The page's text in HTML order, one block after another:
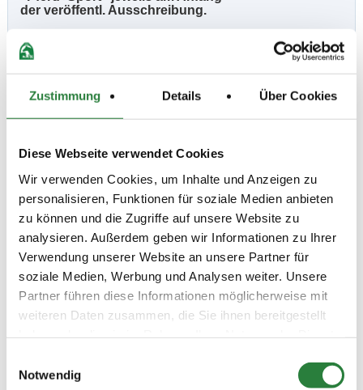
Zustimmung Details Über Cookies
Diese Webseite verwendet Cookies
Wir verwenden Cookies, um Inhalte und Anzeigen zu
personalisieren, Funktionen für soziale Medien anbieten
zu können und die Zugriffe auf unsere Website zu
analysieren. Außerdem geben wir Informationen zu Ihrer
Verwendung unserer Website an unsere Partner für
soziale Medien, Werbung und Analysen weiter. Unsere
Partner führen diese Informationen möglicherweise mit
weiteren Daten zusammen, die Sie ihnen bereitgestellt
Notwendig
der veröffentl. Ausschreibung.
Beschaffenheit der Plätze:
Beschaffenheit der Plätze:
23x70m
Vorläufige Zeitenteilung:
Sa. vorm.: 1,2,3; nachm.: 4,5,6
So. vorm.: 7,8,9; nachm.: 10,11
Weitere Infos und ZE nur auf der homepage
www.friedrichshulde.com, www.mervestelle.de oder bei
Neon
Ergebnisse: